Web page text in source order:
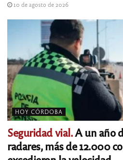
10 de agosto de 2026
HOY CÓRDOBA
Seguridad vial.A un año
radares, más de 12.000